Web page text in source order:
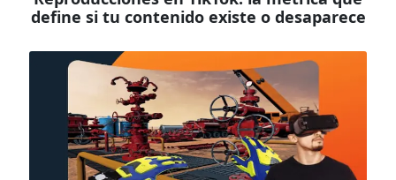
define si tu contenido existe o desaparece